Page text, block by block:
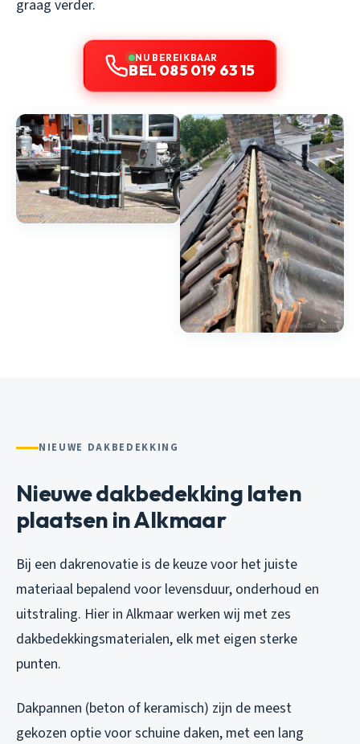
graag verder.
NU BEREIKBAAR
BEL 085 019 63 15
NIEUWE DAKBEDEKKING
Nieuwe dakbedekking laten
plaatsen in Alkmaar
Bij een dakrenovatie is de keuze voor het juiste
materiaal bepalend voor levensduur, onderhoud en
uitstraling. Hier in Alkmaar werken wij met zes
dakbedekkingsmaterialen, elk met eigen sterke
punten.
Dakpannen (beton of keramisch) zijn de meest
gekozen optie voor schuine daken, met een lang